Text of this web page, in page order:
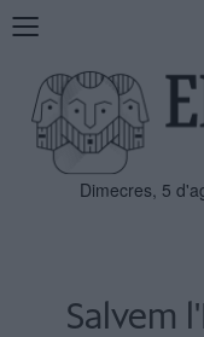
Mostra
navegació
Dimecres, 5
Salvem